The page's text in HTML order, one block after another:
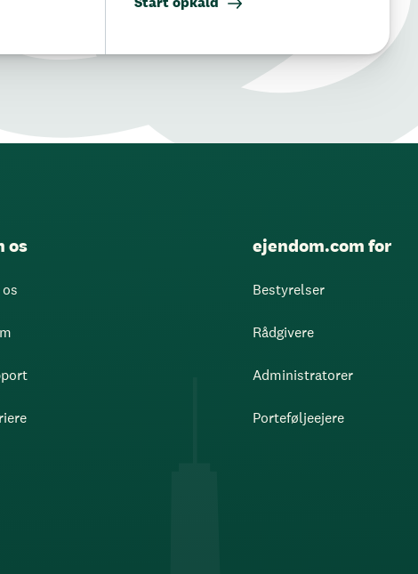
os ejendom.com for
Bestyrelser
Rådgivere
Administratorer
Porteføljeejere